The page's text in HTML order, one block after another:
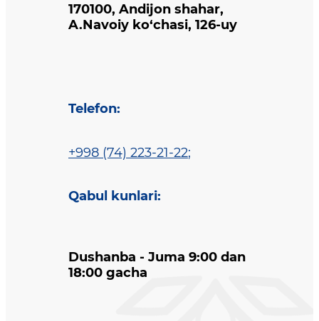
170100, Andijon shahar,
A.Navoiy ko‘chasi, 126-uy
Telefon:
+998 (74) 223-21-22;
Qabul kunlari:
Dushanba - Juma 9:00 dan
18:00 gacha